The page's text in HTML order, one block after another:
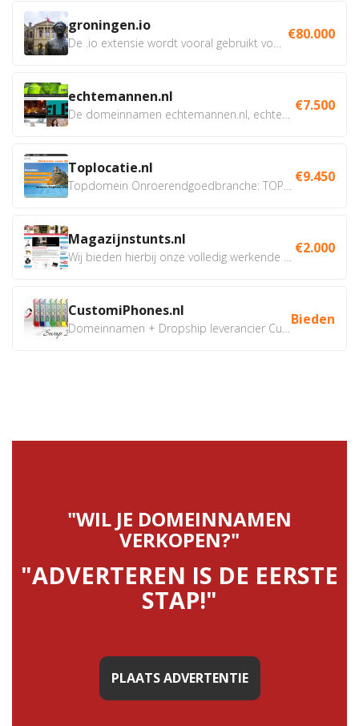
groningen.io €80.000
echtemannen.nl €7.500
Toplocatie.nl €9.450
Magazijnstunts.nl €2.000
CustomiPhones.nl Bieden
"WIL JE DOMEINNAMEN
VERKOPEN?"
"ADVERTEREN IS DE EERSTE
STAP!"
PLAATS ADVERTENTIE